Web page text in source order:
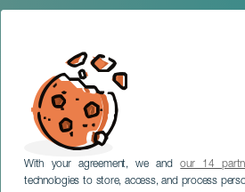
With your agreement, we andour 14
technologies to store, access, and process